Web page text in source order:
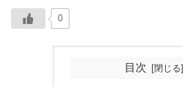
0
目次